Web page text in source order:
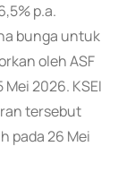
p.a.
bunga untuk
oleh ASF
2026. KSEI
tersebut
pada 26 Mei